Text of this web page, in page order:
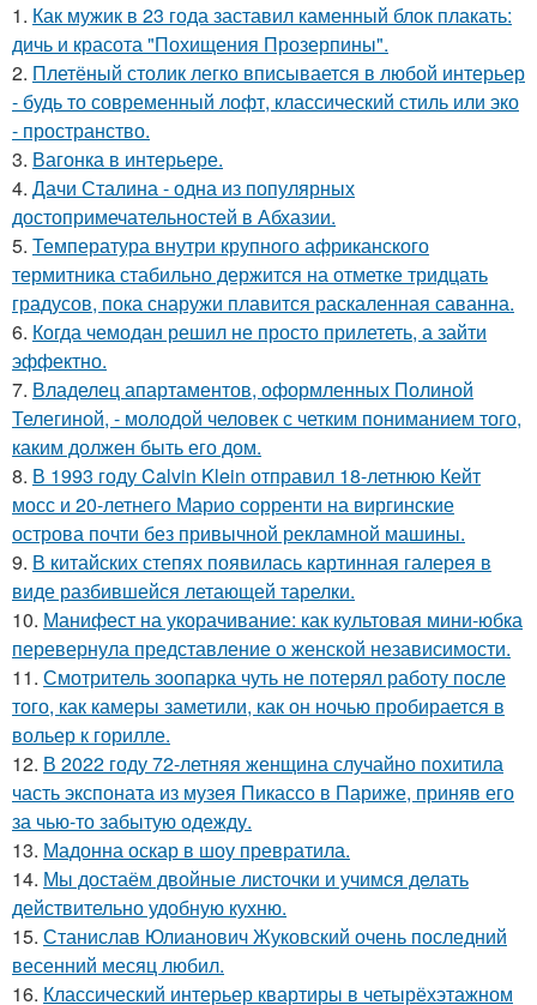
1. Как мужик в 23 года заставил каменный блок плакать:
дичь и красота "Похищения Прозерпины".
2. Плетёный столик легко вписывается в любой интерьер
- будь то современный лофт, классический стиль или эко
- пространство.
3. Вагонка в интерьере.
4. Дачи Сталина - одна из популярных
достопримечательностей в Абхазии.
5. Температура внутри крупного африканского
термитника стабильно держится на отметке тридцать
градусов, пока снаружи плавится раскаленная саванна.
6. Когда чемодан решил не просто прилететь, а зайти
эффектно.
7. Владелец апартаментов, оформленных Полиной
Телегиной, - молодой человек с четким пониманием того,
каким должен быть его дом.
8. В 1993 году Calvin Klein отправил 18-летнюю Кейт
мосс и 20-летнего Марио сорренти на виргинские
острова почти без привычной рекламной машины.
9. В китайских степях появилась картинная галерея в
виде разбившейся летающей тарелки.
10. Манифест на укорачивание: как культовая мини-юбка
перевернула представление о женской независимости.
11. Смотритель зоопарка чуть не потерял работу после
того, как камеры заметили, как он ночью пробирается в
вольер к горилле.
12. В 2022 году 72-летняя женщина случайно похитила
часть экспоната из музея Пикассо в Париже, приняв его
за чью-то забытую одежду.
13. Мадонна оскар в шоу превратила.
14. Мы достаём двойные листочки и учимся делать
действительно удобную кухню.
15. Станислав Юлианович Жуковский очень последний
весенний месяц любил.
16. Классический интерьер квартиры в четырёхэтажном